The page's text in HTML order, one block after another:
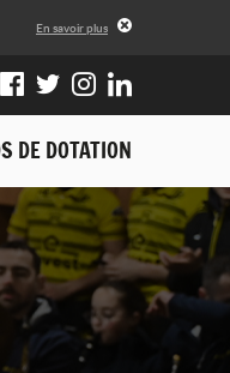
En savoir plus
DE DOTATION